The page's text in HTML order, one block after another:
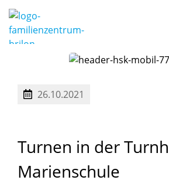
wirKonzept
26.10.2021
Turnen in der
Marienschule